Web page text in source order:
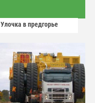
Улочка в предгорье